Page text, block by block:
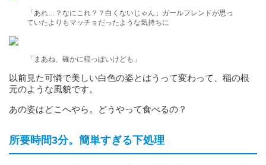
「あれ…？なにこれ？？白くないじゃん」ガールフレンドが思っ
ていたよりもマッチョだったような気持ちに
「まあね、確かに稲っぽいけども」
以前見た可憐で美しい白色の姿とはうって変わって、稲の根
元のような風貌です。
あの姿はどこへやら。どうやって食べるの？
所要時間3分。簡単すぎる下処理